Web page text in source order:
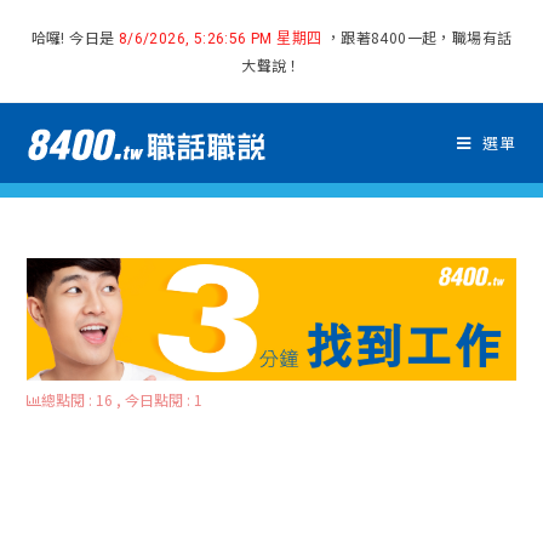
哈囉! 今日是 8/6/2026, 5:26:56 PM 星期四
，跟著8400一起，職場有話
大聲說！
選單
總點閱 : 16 , 今日點閱 : 1